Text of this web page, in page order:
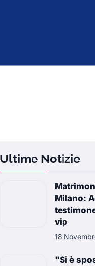
Ultime Notizie
Milano:
vip
18
"Si è